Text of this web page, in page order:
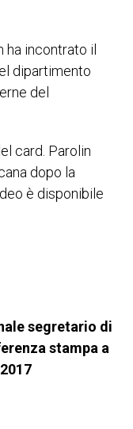
ha incontrato il
dipartimento
del
card. Parolin
dopo la
è disponibile
segretario di
stampa a